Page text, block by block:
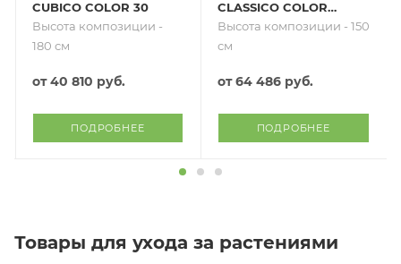
CUBICO COLOR 30
Высота композиции -
180 см
от40 810 руб.
ПОДРОБНЕЕ
CLASSICO COLOR
43
Высота композиции - 150
см
от64 486 руб.
ПОДРОБНЕЕ
Товары для ухода за растениями